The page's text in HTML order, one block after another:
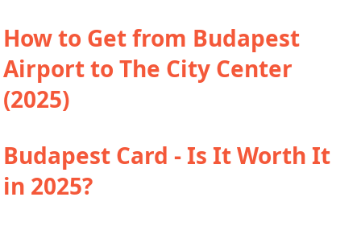
How to Get from Budapest
Airport to The City Center
(2025)
Budapest Card - Is It Worth It
in 2025?